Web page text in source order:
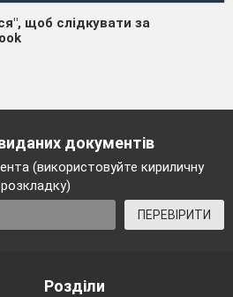
щоб слідкувати за
документів
(використовуйте кириличну
розкладку)
ПЕРЕВІРИТИ
Розділи